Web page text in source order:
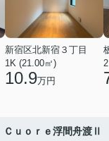
新宿区北新宿３丁目
1K (21.00㎡)
10.9万円
ｕｏｒｅ浮間舟渡Ⅱ